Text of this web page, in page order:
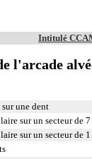
Intitulé
l'arcade
une dent
sur un secteur de
sur un secteur de